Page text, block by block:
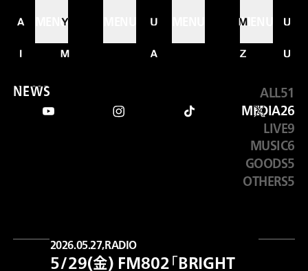
MENU MENU
news
ALL 51
MEDIA26
LIVE9
MUSIC6
GOODS5
OTHERS5
2026.05.27, RADIO
5/29(金) FM802「BRIGHT